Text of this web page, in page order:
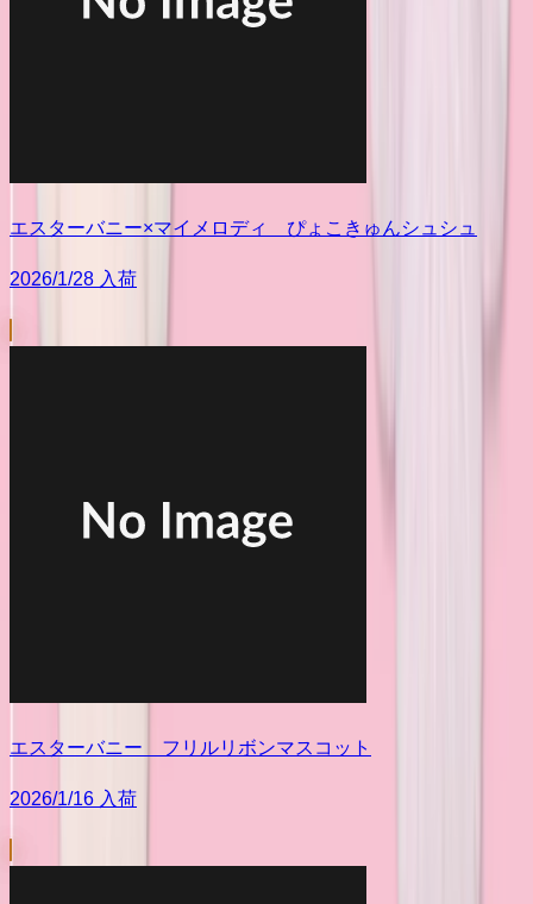
エスターバニー×マイメロディ ぴょこきゅんシュシュ
2026/1/28 入荷
エスターバニー フリルリボンマスコット
2026/1/16 入荷